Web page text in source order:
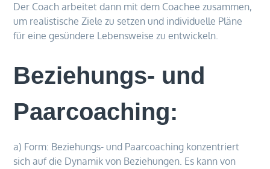
Der Coach arbeitet dann mit dem Coachee zusammen,
um realistische Ziele zu setzen und individuelle Pläne
für eine gesündere Lebensweise zu entwickeln.
Beziehungs- und
Paarcoaching:
a) Form: Beziehungs- und Paarcoaching konzentriert
sich auf die Dynamik von Beziehungen. Es kann von